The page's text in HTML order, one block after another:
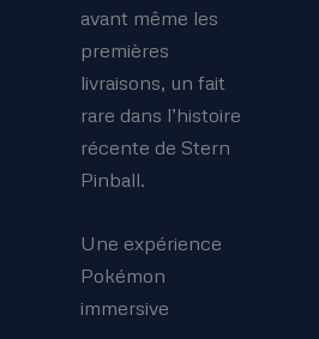
avant même les
premières
livraisons, un fait
rare dans l’histoire
récente de Stern
Pinball.
Une expérience
Pokémon
immersive